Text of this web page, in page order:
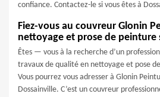
confiance. Contactez-le si vous êtes à
Fiez-vous au couvreur Glonin
nettoyage et prose de peinture
Êtes — vous à la recherche d’un
travaux de qualité en nettoyage et pose
Vous pourrez vous adresser à Glonin
Dossainville. C’est un couvreur